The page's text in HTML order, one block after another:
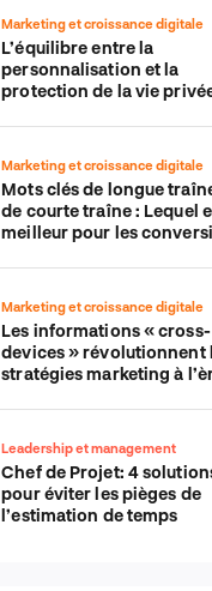
Marketing et croissance digitale
L’équilibre entre la
personnalisation et la
protection de la vie
Marketing et croissance digitale
Mots clés de longue
de courte traîne : Lequel
meilleur pour les
Marketing et croissance digitale
Les informations « cross-
devices » révolutionnent
stratégies marketing à
Leadership et management
Chef de Projet: 4
pour éviter les pièges de
l’estimation de temps